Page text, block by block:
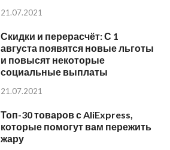
21.07.2021
Скидки и перерасчёт: С 1
августа появятся новые льготы
и повысят некоторые
социальные выплаты
21.07.2021
Топ-30 товаров с AliExpress,
которые помогут вам пережить
жару